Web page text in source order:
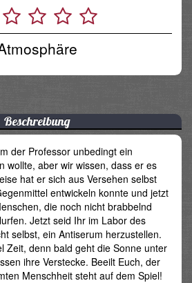
Beschreibung
der Professor unbedingt ein
wollte, aber wir wissen, dass er es
hat er sich aus Versehen selbst
entwickeln konnte und jetzt
die noch nicht brabbelnd
Jetzt seid Ihr im Labor des
selbst, ein Antiserum herzustellen.
Zeit, denn bald geht die Sonne unter
ihre Verstecke. Beeilt Euch, der
Menschheit steht auf dem Spiel!